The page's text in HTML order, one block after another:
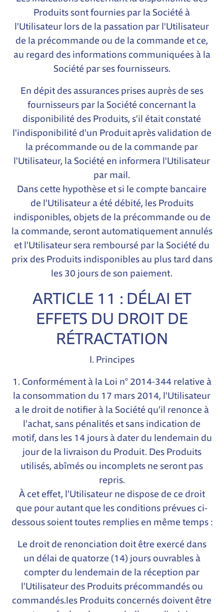
Produits sont fournies par la Société à
l'Utilisateur lors de la passation par l'Utilisateur
de la précommande ou de la commande et ce,
au regard des informations communiquées à la
Société par ses fournisseurs.
En dépit des assurances prises auprès de ses
fournisseurs par la Société concernant la
disponibilité des Produits, s'il était constaté
l'indisponibilité d'un Produit après validation de
la précommande ou de la commande par
l'Utilisateur, la Société en informera l'Utilisateur
par mail.
Dans cette hypothèse et si le compte bancaire
de l'Utilisateur a été débité, les Produits
indisponibles, objets de la précommande ou de
la commande, seront automatiquement annulés
et l'Utilisateur sera remboursé par la Société du
prix des Produits indisponibles au plus tard dans
les 30 jours de son paiement.
ARTICLE 11 : DÉLAI ET
EFFETS DU DROIT DE
RÉTRACTATION
I. Principes
1. Conformément à la Loi n° 2014-344 relative à
la consommation du 17 mars 2014, l'Utilisateur
a le droit de notifier à la Société qu'il renonce à
l'achat, sans pénalités et sans indication de
motif, dans les 14 jours à dater du lendemain du
jour de la livraison du Produit. Des Produits
utilisés, abîmés ou incomplets ne seront pas
repris.
À cet effet, l'Utilisateur ne dispose de ce droit
que pour autant que les conditions prévues ci-
dessous soient toutes remplies en même temps :
Le droit de renonciation doit être exercé dans
un délai de quatorze (14) jours ouvrables à
compter du lendemain de la réception par
l'Utilisateur des Produits précommandés ou
commandés.les Produits concernés doivent être